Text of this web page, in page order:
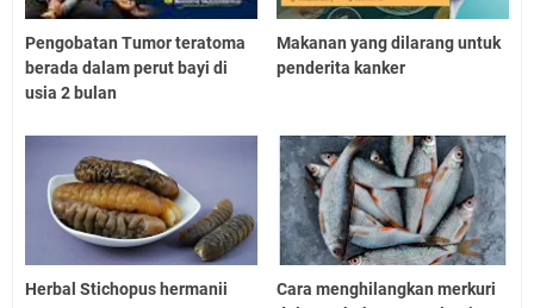
Pengobatan Tumor teratoma
berada dalam perut bayi di
usia 2 bulan
Makanan yang dilarang untuk
penderita kanker
Herbal Stichopus hermanii
Cara menghilangkan merkuri